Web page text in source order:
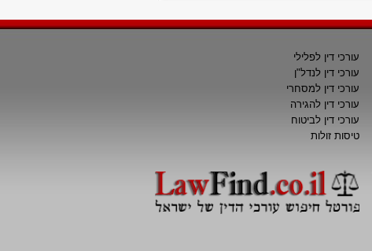
עורכי דין לפלילי
עורכי דין לנדל"ן
עורכי דין למסחרי
עורכי דין להגירה
עורכי דין לביטוח
טיסות זולות